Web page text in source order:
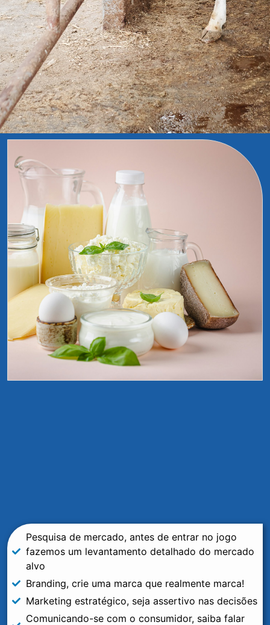
Pesquisa de mercado, antes de entrar no jogo
fazemos um levantamento detalhado do mercado
alvo
Branding, crie uma marca que realmente marca!
Marketing estratégico, seja assertivo nas decisões
Comunicando-se com o consumidor, saiba falar